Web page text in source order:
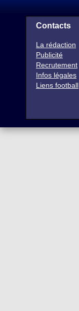
Contacts
La rédaction
Publicité
Recrutement
Infos légales
Liens football